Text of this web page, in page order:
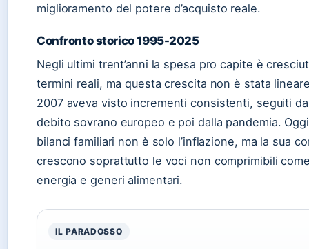
miglioramento del potere d’acquisto reale.
Confronto storico 1995-2025
Negli ultimi trent’anni la spesa pro capite è
termini reali, ma questa crescita non è stata
2007 aveva visto incrementi consistenti, seguiti
debito sovrano europeo e poi dalla pandemia.
bilanci familiari non è solo l’inflazione, ma la sua
crescono soprattutto le voci non comprimibili
energia e generi alimentari.
IL PARADOSSO